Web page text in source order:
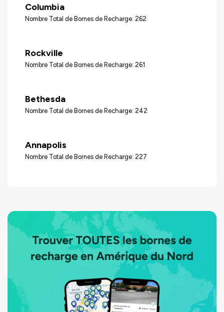
Columbia
Nombre Total de Bornes de Recharge: 262
Rockville
Nombre Total de Bornes de Recharge: 261
Bethesda
Nombre Total de Bornes de Recharge: 242
Annapolis
Nombre Total de Bornes de Recharge: 227